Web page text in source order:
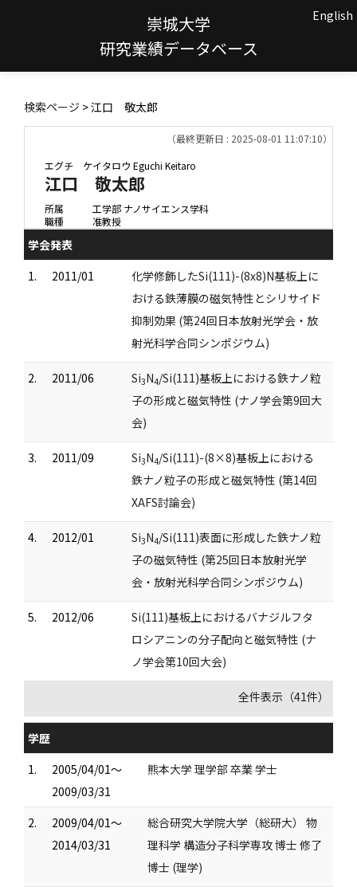
崇城大学
研究業績データベース
English
検索ページ > 江口 敬太郎
（最終更新日 : 2025-08-01 11:07:10）
エグチ ケイタロウ Eguchi Keitaro
江口 敬太郎
所属
工学部 ナノサイエンス学科
職種
准教授
学会発表
1.
2011/01
化学修飾したSi(111)-(8x8)N基板上に
おける鉄薄膜の磁気特性とシリサイド
抑制効果 (第24回日本放射光学会・放
射光科学合同シンポジウム)
2. 2011/06 Si3N4/Si(111)基板上における鉄ナノ粒
子の形成と磁気特性 (ナノ学会第9回大
会)
3. 2011/09 Si3N4/Si(111)-(8×8)基板上における
鉄ナノ粒子の形成と磁気特性 (第14回
XAFS討論会)
4. 2012/01 Si3N4/Si(111)表面に形成した鉄ナノ粒
子の磁気特性 (第25回日本放射光学
会・放射光科学合同シンポジウム)
5. 2012/06
Si(111)基板上におけるバナジルフタ
ロシアニンの分子配向と磁気特性 (ナ
ノ学会第10回大会)
全件表示（41件）
学歴
1.
2005/04/01～
2009/03/31
熊本大学 理学部 卒業 学士
2.
2009/04/01～
2014/03/31
総合研究大学院大学（総研大） 物
理科学 構造分子科学専攻 博士 修了
博士 (理学)